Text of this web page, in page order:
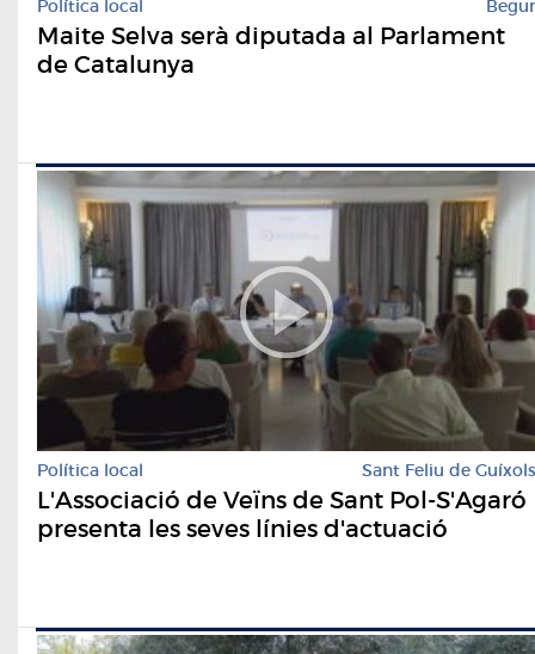
Política local Begur
Maite Selva serà diputada al Parlament
de Catalunya
Política local Sant Feliu de Guíxols
L'Associació de Veïns de Sant Pol-S'Agaró
presenta les seves línies d'actuació